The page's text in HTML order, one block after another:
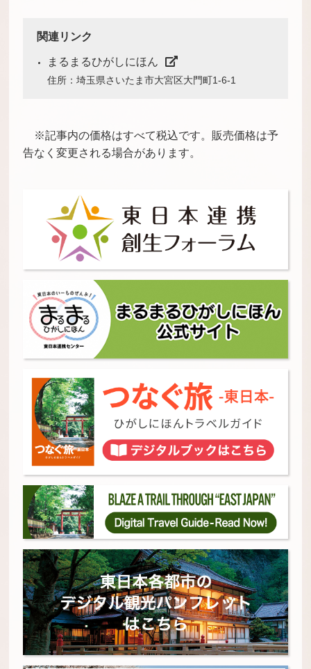
関連リンク
まるまるひがしにほん
住所：埼玉県さいたま市大宮区大門町1-6-1
※記事内の価格はすべて税込です。販売価格は予
告なく変更される場合があります。